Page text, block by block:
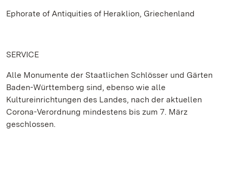
Ephorate of Antiquities of Heraklion, Griechenland
SERVICE
Alle Monumente der Staatlichen Schlösser und Gärten
Baden-Württemberg sind, ebenso wie alle
Kultureinrichtungen des Landes, nach der aktuellen
Corona-Verordnung mindestens bis zum 7. März
geschlossen.